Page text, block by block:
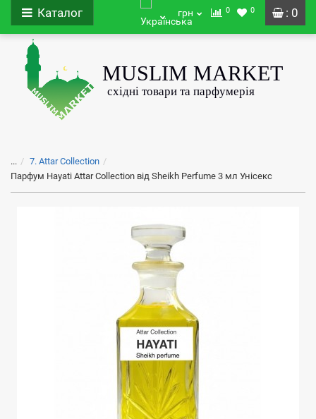
: 0
Каталог грн 0 0
...
7. Attar Collection
Парфум Hayati Attar Collection від Sheikh Perfume 3 мл Унісекс